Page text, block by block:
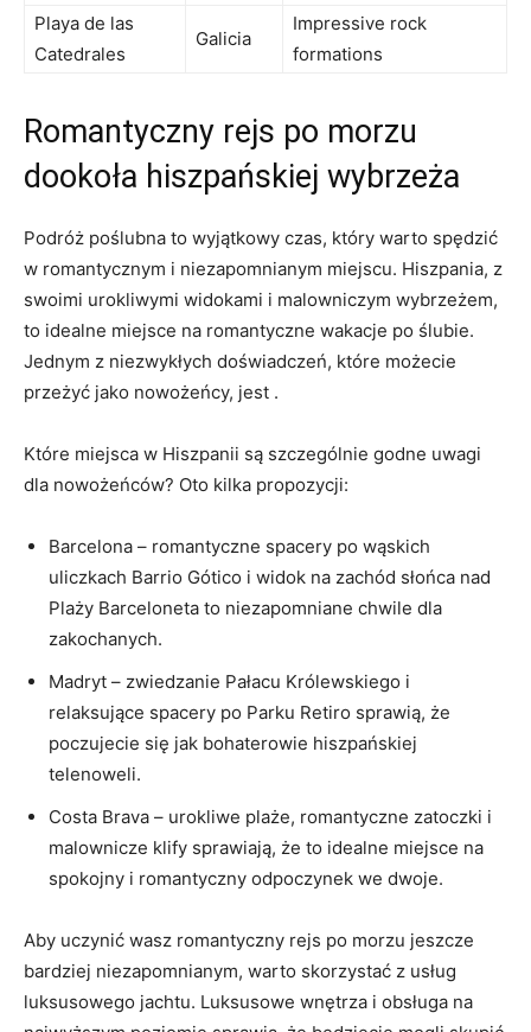
Playa de las
Catedrales
Galicia
Impressive rock
formations
Romantyczny ⁣rejs po ⁣morzu
dookoła hiszpańskiej wybrzeża
Podróż poślubna to⁣ wyjątkowy czas, który warto⁢ spędzić
w romantycznym i ⁣niezapomnianym miejscu.⁢ Hiszpania,⁤ z
⁢swoimi urokliwymi widokami i malowniczym wybrzeżem,
to idealne ⁤miejsce ⁣na romantyczne wakacje po ślubie.
Jednym z niezwykłych doświadczeń, które możecie
przeżyć jako nowożeńcy, ⁢jest .
Które miejsca w Hiszpanii są szczególnie godne uwagi⁢
dla nowożeńców? Oto kilka propozycji:
Barcelona – romantyczne spacery po wąskich
uliczkach Barrio Gótico⁤ i widok na zachód słońca nad ​
Plaży Barceloneta to niezapomniane‌ chwile dla
zakochanych.
Madryt – zwiedzanie Pałacu Królewskiego i
relaksujące⁢ spacery po ⁤Parku⁤ Retiro sprawią, ‍że‌
poczujecie się jak bohaterowie hiszpańskiej
telenoweli.
Costa ​Brava ‍– urokliwe plaże, romantyczne ‌zatoczki i
malownicze klify sprawiają, że to idealne miejsce na⁣
spokojny i⁣ romantyczny‍ odpoczynek ⁤we dwoje.
Aby ​uczynić wasz ⁢romantyczny rejs⁣ po morzu ‌jeszcze ​
bardziej niezapomnianym, warto ⁢skorzystać z usług
luksusowego jachtu. Luksusowe wnętrza⁣ i obsługa na